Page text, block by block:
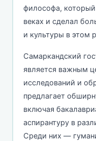
философа,
веках и сделал
и культуры в этом
Самаркандский
является важным
исследований и
предлагает
включая
аспирантуру в
Среди них —